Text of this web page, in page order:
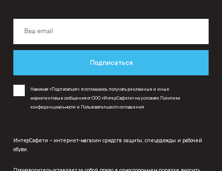
Подписаться
Нажимая «Подписаться», я соглашаюсь получать рекламные и иные
маркетинговые сообщения от ООО «ИнтерСафети» на условиях Политики
конфиденциальности и Пользовательского соглашения.
ИнтерСафети – интернет-магазин средств защиты, спецодежды и рабочей
обуви.